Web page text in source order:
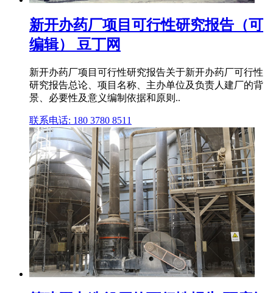
新开办药厂项目可行性研究报告（可
编辑） 豆丁网
新开办药厂项目可行性研究报告关于新开办药厂可行性
研究报告总论、项目名称、主办单位及负责人建厂的背
景、必要性及意义编制依据和原则..
联系电话: 180 3780 8511